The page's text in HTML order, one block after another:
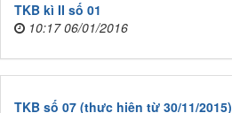
TKB kì II số 01
10:17 06/01/2016
TKB số 07 (thực hiện từ 30/11/2015)